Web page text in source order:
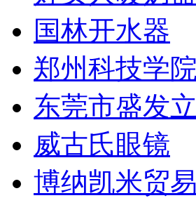
国林开水器
郑州科技学院
东莞市盛发
威古氏眼镜
博纳凯米贸易